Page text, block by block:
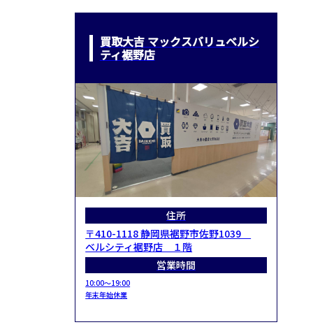
買取大吉 マックスバリュベルシ
ティ裾野店
住所
〒410-1118 静岡県裾野市佐野1039
ベルシティ裾野店 １階
営業時間
10:00～19:00
年末年始休業